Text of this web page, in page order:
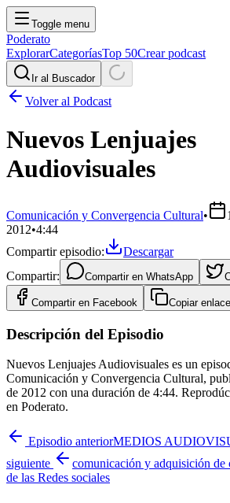
Toggle menu
Poderato
ExplorarCategoríasTop 50Crear podcast
Ir al Buscador
Volver al Podcast
Nuevos Lenjuajes
Audiovisuales
Comunicación y Convergencia Cultural•
2012•4:44
Compartir episodio:
Descargar
Compartir:
Compartir en WhatsApp
Compartir en Facebook Copiar enlace
Descripción del Episodio
Nuevos Lenjuajes Audiovisuales es un
Comunicación y Convergencia Cultural,
de 2012 con una duración de 4:44.
en Poderato.
Episodio anteriorMEDIOS
siguiente
comunicación y adquisición de
de las Redes sociales